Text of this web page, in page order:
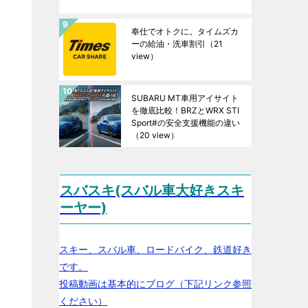
奉仕でオトクに。タイムズカ
ーの給油・洗車割引 （21
view）
SUBARU MT車用アイサイト
を徹底比較！BRZとWRX STI
Sport#の安全支援機能の違い
（20 view）
スバスキ(スバル車大好きスキ
ーヤー)
スキー、スバル車、ロードバイク、鉄道好き
です。
投稿動画は基本的にブログ（下記リンク参照
ください）